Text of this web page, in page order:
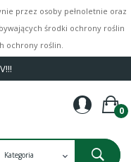
przez osoby pełnoletnie oraz
środki ochrony roślin
ochrony roślin.
0